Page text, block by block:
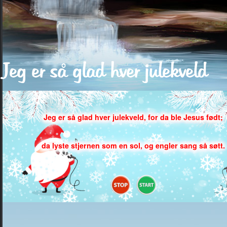
Jeg er så glad hver julekveld
Jeg er så glad hver julekveld, for da ble Jesus født;
Jeg er så glad hver julekveld, for da ble Jesus født;
da lyste stjernen som en sol, og engler sang så søtt.
da lyste stjernen som en sol, og engler sang så søtt.